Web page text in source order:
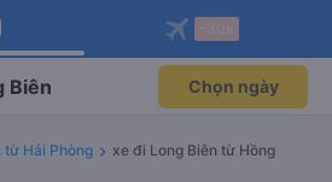
Vexere ngay!
đãi thành viên độc
Mở app
Vexere
khi đặt vé máy bay qua
Mở app
Biên Chọn ngày
từ Hải Phòng
xe đi Long Biên từ Hồng